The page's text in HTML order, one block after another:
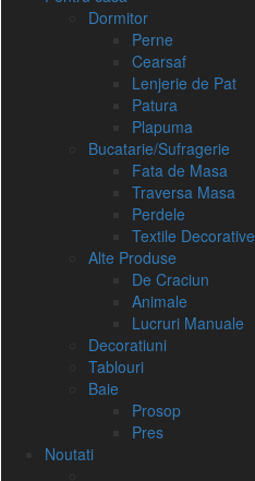
Dormitor
Perne
Cearsaf
Lenjerie de Pat
Patura
Plapuma
Bucatarie/Sufragerie
Fata de Masa
Traversa Masa
Perdele
Textile Decorative
Alte Produse
De Craciun
Animale
Lucruri Manuale
Decoratiuni
Tablouri
Baie
Prosop
Pres
Noutati